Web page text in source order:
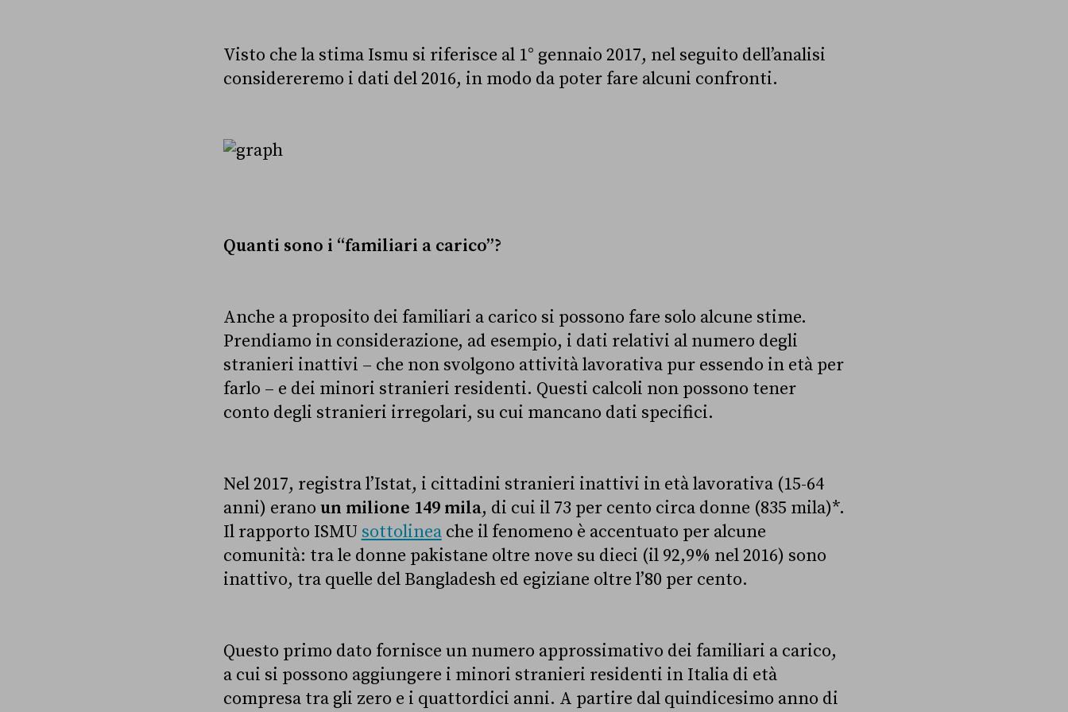
Visto che la stima Ismu si riferisce al 1° gennaio 2017, nel seguito dell’analisi
considereremo i dati del 2016, in modo da poter fare alcuni confronti.
Quanti sono i “familiari a carico”?
Anche a proposito dei familiari a carico si possono fare solo alcune stime.
Prendiamo in considerazione, ad esempio, i dati relativi al numero degli
stranieri inattivi – che non svolgono attività lavorativa pur essendo in età per
farlo – e dei minori stranieri residenti. Questi calcoli non possono tener
conto degli stranieri irregolari, su cui mancano dati specifici.
Nel 2017, registra l’Istat, i cittadini stranieri inattivi in età lavorativa (15-64
anni) erano un milione 149 mila, di cui il 73 per cento circa donne (835 mila)*.
Il rapporto ISMU sottolineache il fenomeno è accentuato per alcune
comunità: tra le donne pakistane oltre nove su dieci (il 92,9% nel 2016) sono
inattivo, tra quelle del Bangladesh ed egiziane oltre l’80 per cento.
Questo primo dato fornisce un numero approssimativo dei familiari a carico,
a cui si possono aggiungere i minori stranieri residenti in Italia di età
compresa tra gli zero e i quattordici anni. A partire dal quindicesimo anno di